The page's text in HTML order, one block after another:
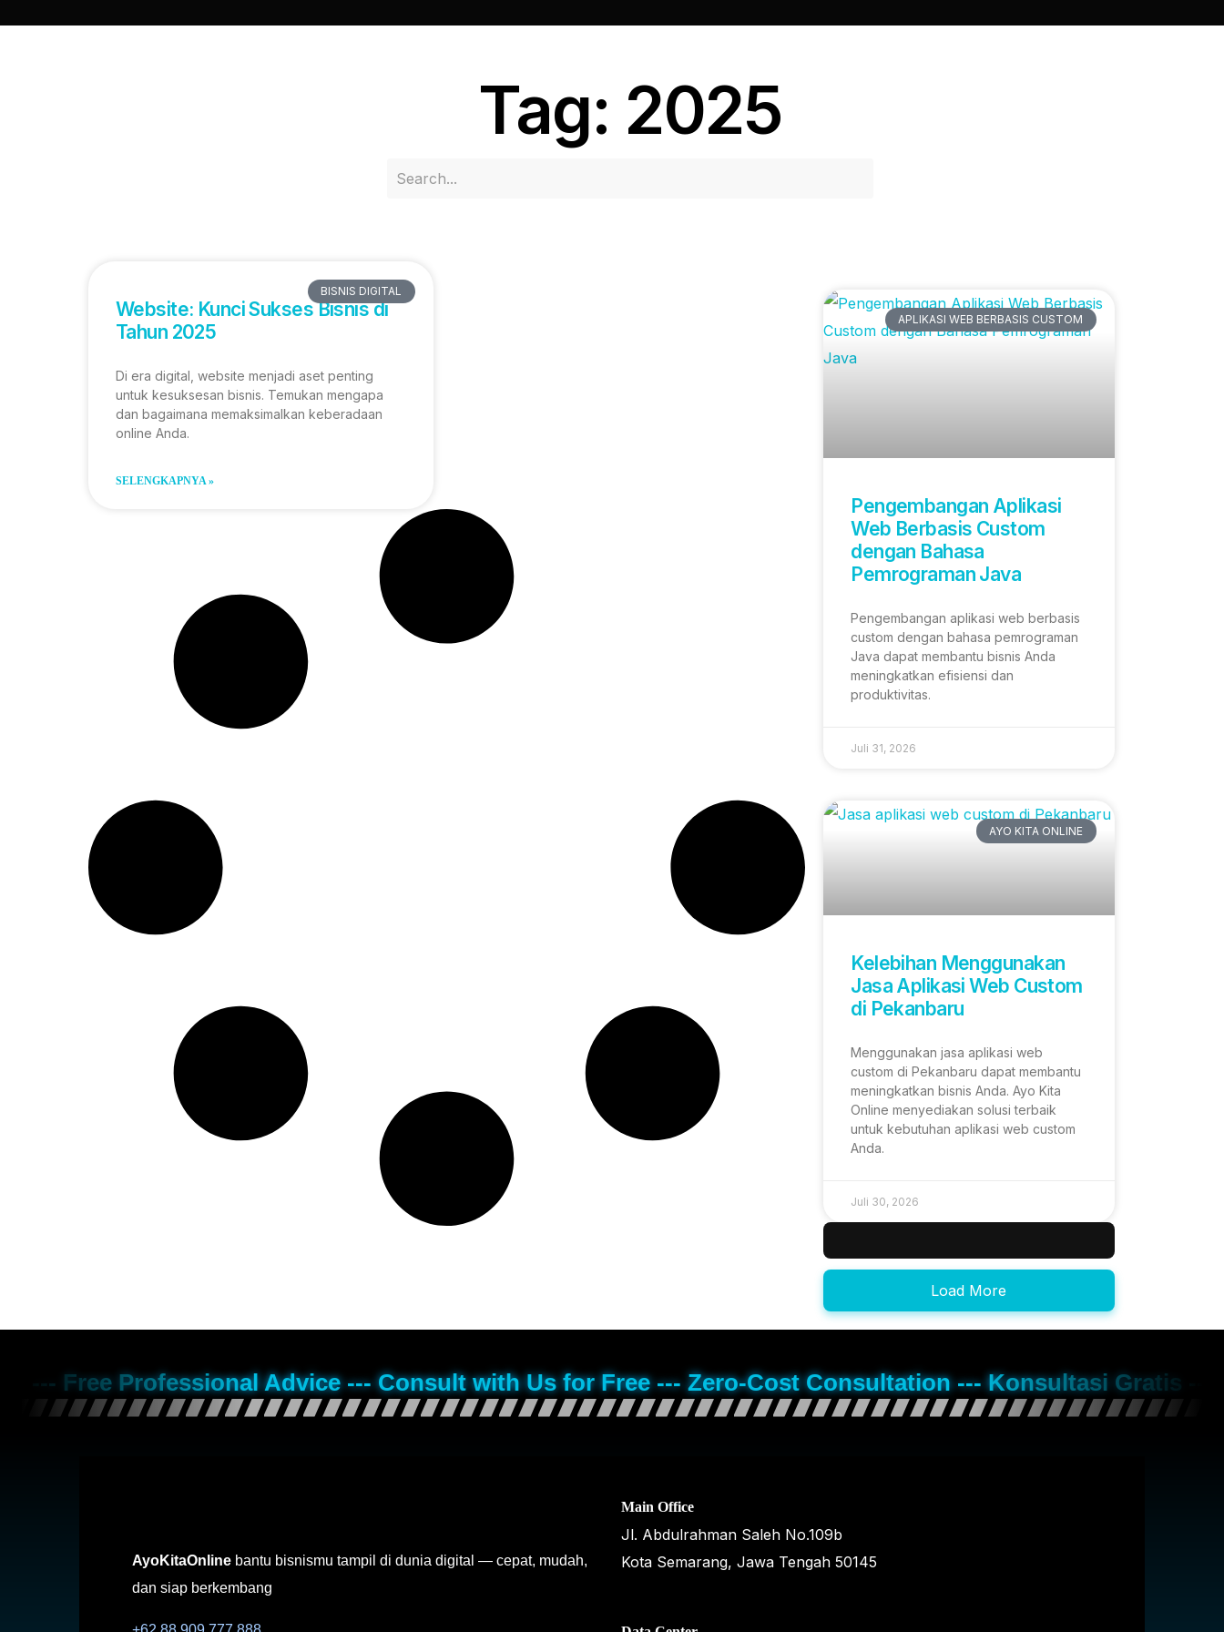
Tag: 2025
BISNIS DIGITAL
Website: Kunci Sukses Bisnis di
Tahun 2025
Di era digital, website menjadi aset penting
untuk kesuksesan bisnis. Temukan mengapa
dan bagaimana memaksimalkan keberadaan
online Anda.
SELENGKAPNYA »
APLIKASI WEB BERBASIS CUSTOM
Pengembangan Aplikasi
Web Berbasis Custom
dengan Bahasa
Pemrograman Java
Pengembangan aplikasi web berbasis
custom dengan bahasa pemrograman
Java dapat membantu bisnis Anda
meningkatkan efisiensi dan
produktivitas.
Juli 31, 2026
AYO KITA ONLINE
Kelebihan Menggunakan
Jasa Aplikasi Web Custom
di Pekanbaru
Menggunakan jasa aplikasi web
custom di Pekanbaru dapat membantu
meningkatkan bisnis Anda. Ayo Kita
Online menyediakan solusi terbaik
untuk kebutuhan aplikasi web custom
Anda.
Juli 30, 2026
Load More
--- Free Professional Advice --- Consult with Us for Free --- Zero-Cost Consultation --- Konsultasi Gratis
AyoKitaOnline bantu bisnismu tampil di dunia digital — cepat, mudah,
dan siap berkembang
Main Office
Jl. Abdulrahman Saleh No.109b
Kota Semarang, Jawa Tengah 50145